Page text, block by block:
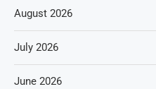
August 2026
July 2026
June 2026